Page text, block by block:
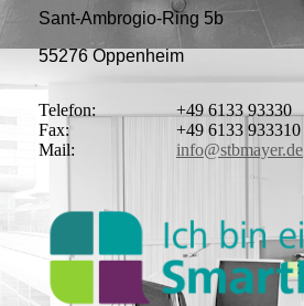
Sant-Ambrogio-Ring 5b
55276 Oppenheim
Telefon:
Fax:
Mail:
+49 6133 93330
+49 6133 933310
info@stbmayer.de